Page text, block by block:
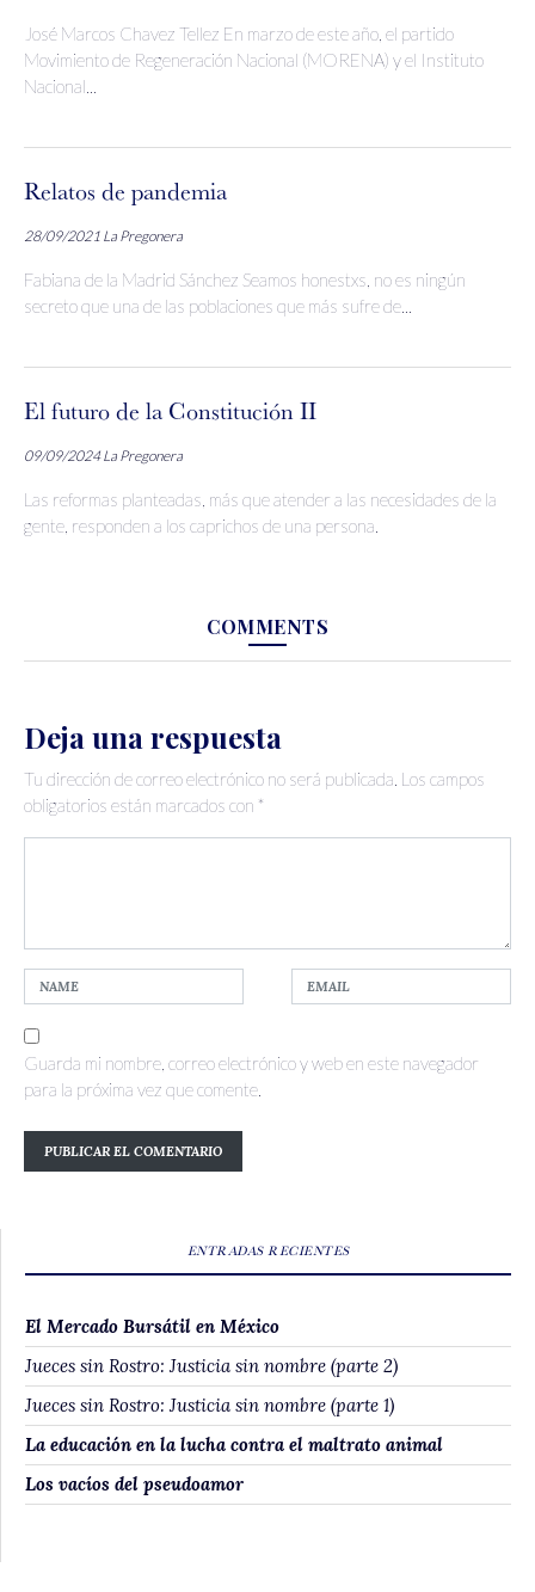
José Marcos Chavez Tellez En marzo de este año, el partido
Movimiento de Regeneración Nacional (MORENA) y el Instituto
Nacional...
Relatos de pandemia
28/09/2021 La Pregonera
Fabiana de la Madrid Sánchez Seamos honestxs, no es ningún
secreto que una de las poblaciones que más sufre de...
El futuro de la Constitución II
09/09/2024 La Pregonera
Las reformas planteadas, más que atender a las necesidades de la
gente, responden a los caprichos de una persona.
COMMENTS
Deja una respuesta
Tu dirección de correo electrónico no será publicada. Los campos
obligatorios están marcados con *
Guarda mi nombre, correo electrónico y web en este navegador
para la próxima vez que comente.
ENTRADAS RECIENTES
El Mercado Bursátil en México
Jueces sin Rostro: Justicia sin nombre (parte 2)
Jueces sin Rostro: Justicia sin nombre (parte 1)
La educación en la lucha contra el maltrato animal
Los vacíos del pseudoamor